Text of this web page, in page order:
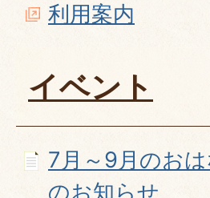
利用案内
イベント
7月～9月のお
のお知らせ